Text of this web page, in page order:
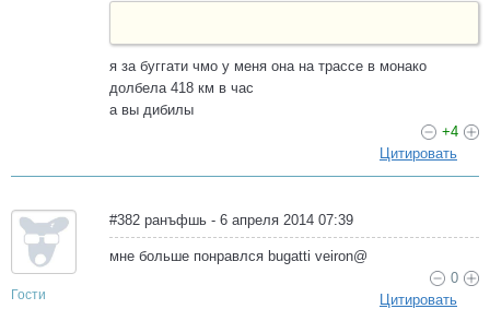
я за буггати чмо у меня она на трассе в монако
долбела 418 км в час
а вы дибилы
+4
Цитировать
Гости
#382 ранъфшь - 6 апреля 2014 07:39
мне больше понравлся bugatti veiron@
0
Цитировать